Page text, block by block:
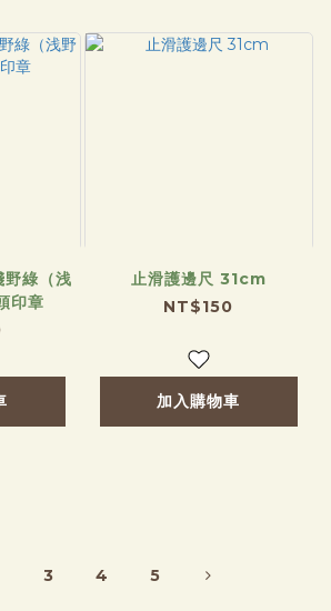
綠（浅
印章
止滑護邊尺 31cm
NT$150
加入購物車
3 4 5